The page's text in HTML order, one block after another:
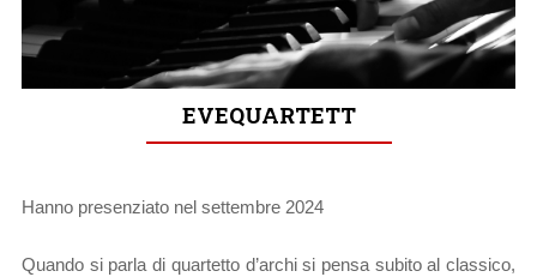
EVEQUARTETT
Hanno presenziato nel settembre 2024
Quando si parla di quartetto d’archi si pensa subito al classico,